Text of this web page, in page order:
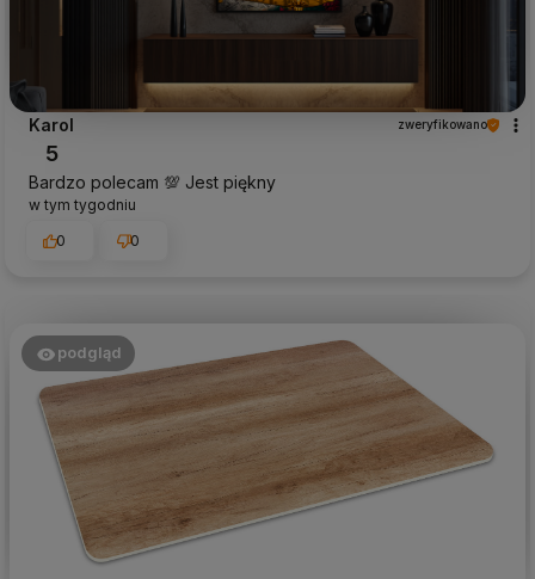
Karol zweryfikowano
5
Bardzo polecam 💯 Jest piękny
w tym tygodniu
0
0
podgląd